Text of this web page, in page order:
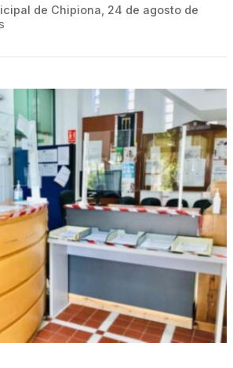
de Chipiona, 24 de agosto de